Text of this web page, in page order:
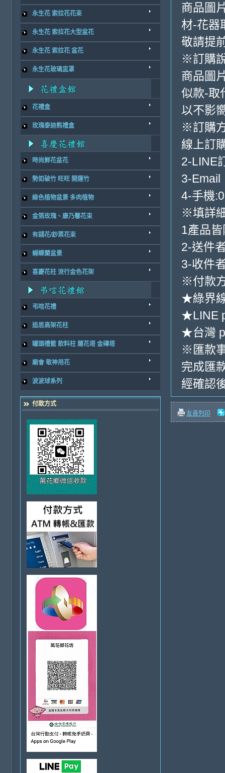
永生花 索拉花花束
永生花 索拉花大型盆花
永生花 索拉花 盆花
永生花玻璃盅罩
花禮盒
玫瑰泰迪熊禮盒
時尚鮮花盆花
勢如破竹 旺旺 開運竹
綠色植物盆景 多肉植物
金箔玫瑰、康乃馨花束
有錢花/鈔票花束
蝴蝶蘭盆景
喜慶花柱 流行金色花架
弔唁花禮
追思高架花柱
罐頭禮籃 飲料柱 蓮花塔 金磚塔
廟會 敬神用花
波波球系列
付款方式
商品圖
材-花器
敬請提
※訂購
商品圖
似款-取
以不影
※訂購
線上訂
2-LINE
3-Email
4-手機
※填詳
1產品
2-送件
3-收件
※付款
★綠界
★LINE
★台灣
※匯款
完成匯
經確認
友善列印